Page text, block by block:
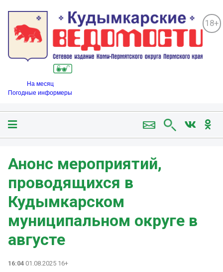
18+
На месяц
Погодные информеры
Анонс мероприятий,
проводящихся в
Кудымкарском
муниципальном округе в
августе
16:04 01.08.2025 16+